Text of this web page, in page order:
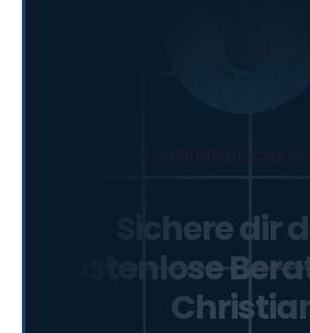
Sichere dir
kostenlose